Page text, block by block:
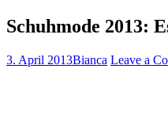
Schuhmode 2013:
3. April 2013Bianca Leave a